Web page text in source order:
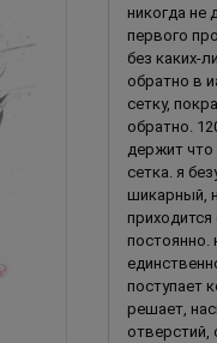
никогда не
первого
без каких-
обратно в
сетку,
обратно.
держит что
сетка. я
шикарный,
постоянно.
поступает
решает,
отверстий,